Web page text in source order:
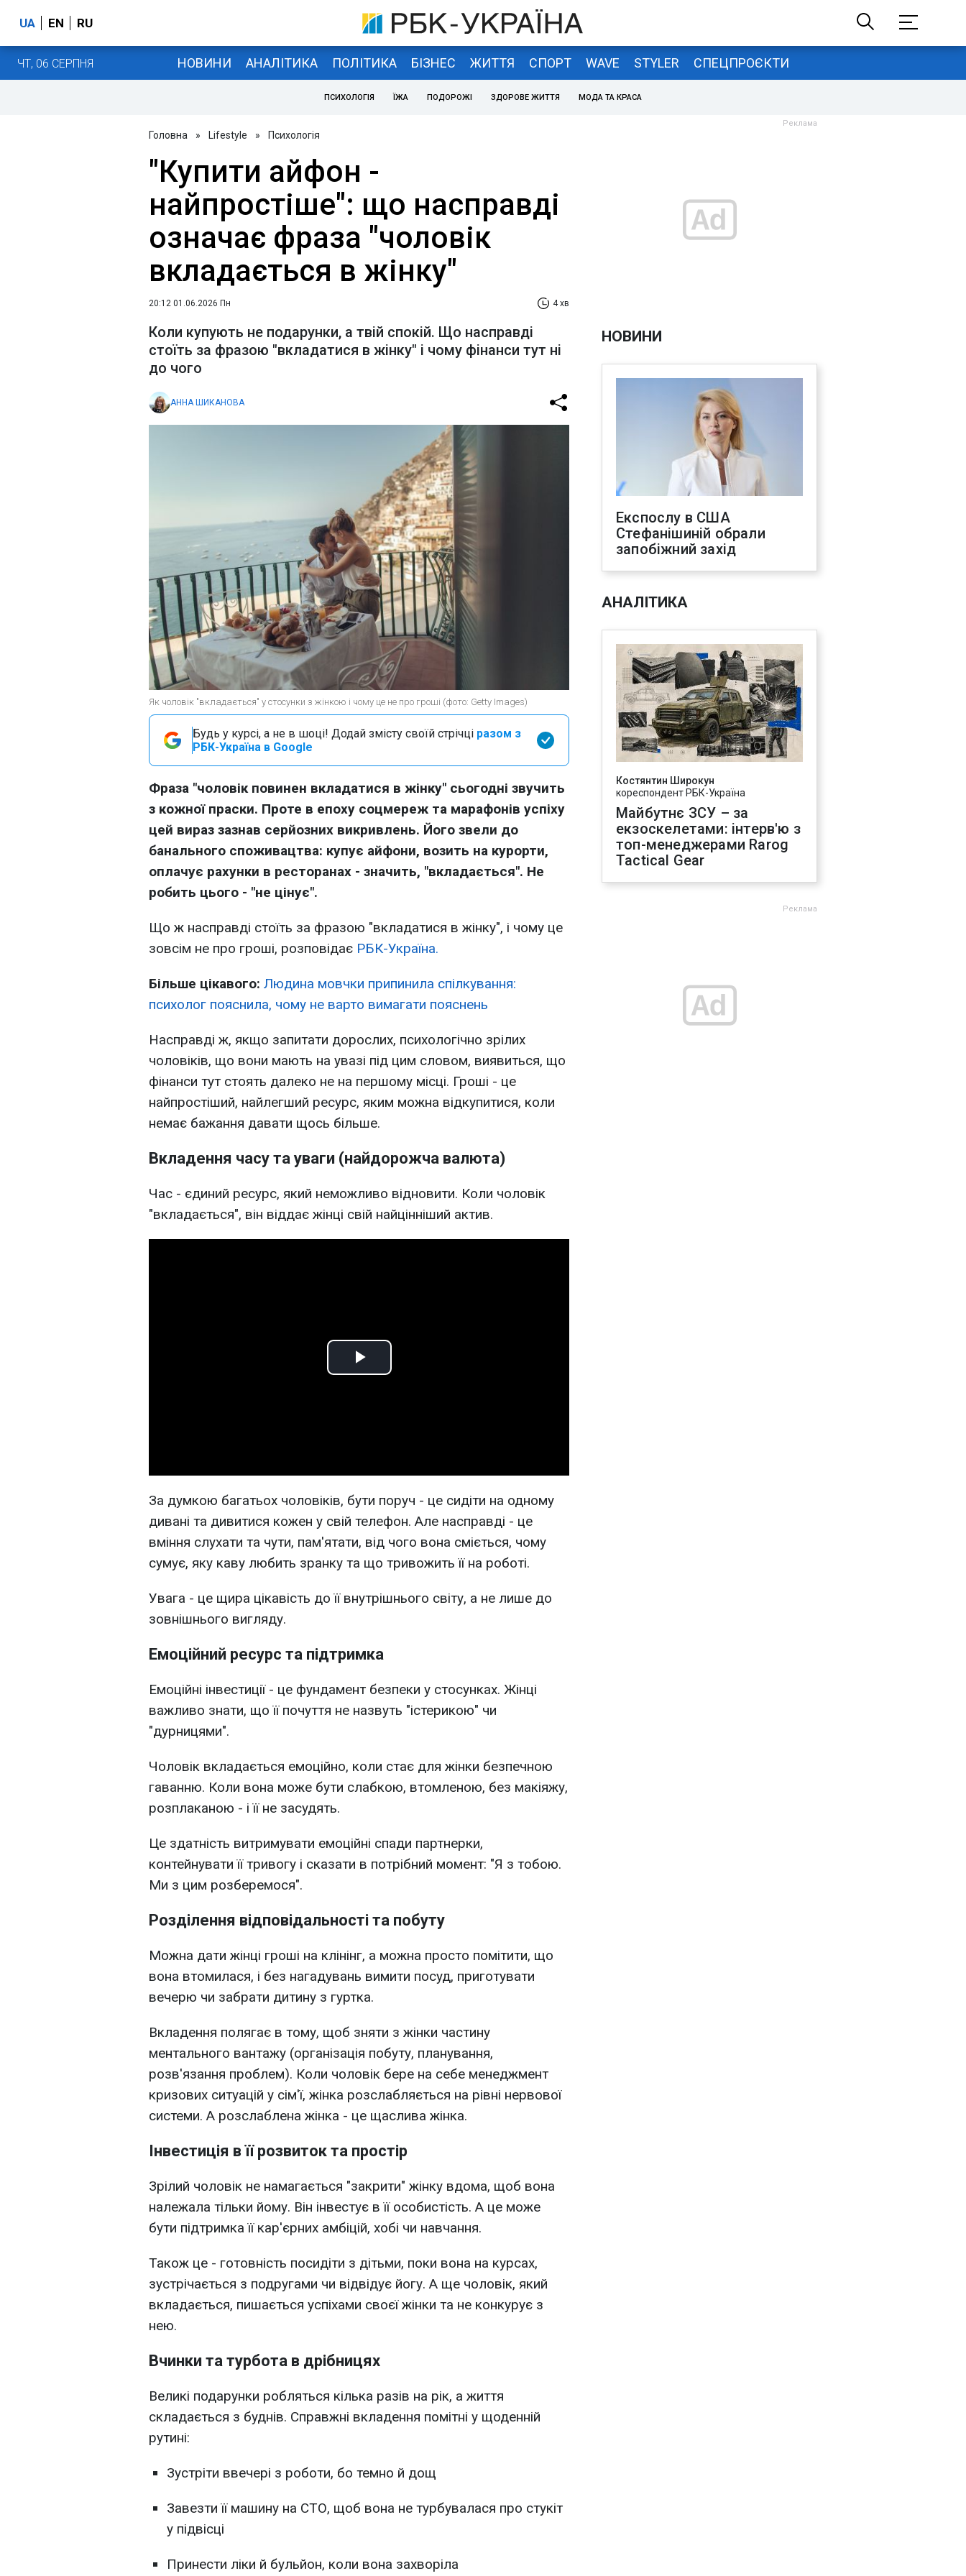
UA EN RU
ЧТ, 06 СЕРПНЯ НОВИНИ АНАЛІТИКА ПОЛІТИКА БІЗНЕС ЖИТТЯ СПОРТ WAVE STYLER СПЕЦПРОЄКТИ
ПСИХОЛОГІЯ ЇЖА ПОДОРОЖІ ЗДОРОВЕ ЖИТТЯ МОДА ТА КРАСА
Головна » Lifestyle » Психологія
"Купити айфон -
найпростіше": що насправді
означає фраза "чоловік
вкладається в жінку"
20:12 01.06.2026 Пн 4 хв
Коли купують не подарунки, а твій спокій. Що насправді
стоїть за фразою "вкладатися в жінку" і чому фінанси тут ні
до чого
АННА ШИКАНОВА
Як чоловік "вкладається" у стосунки з жінкою і чому це не про гроші (фото: Getty Images)
Будь у курсі, а не в шоці! Додай змісту своїй стрічці разом з
РБК-Україна в Google
Фраза "чоловік повинен вкладатися в жінку" сьогодні звучить
з кожної праски. Проте в епоху соцмереж та марафонів успіху
цей вираз зазнав серйозних викривлень. Його звели до
банального споживацтва: купує айфони, возить на курорти,
оплачує рахунки в ресторанах - значить, "вкладається". Не
робить цього - "не цінує".
Що ж насправді стоїть за фразою "вкладатися в жінку", і чому це
зовсім не про гроші, розповідає РБК-Україна.
Більше цікавого: Людина мовчки припинила спілкування:
психолог пояснила, чому не варто вимагати пояснень
Насправді ж, якщо запитати дорослих, психологічно зрілих
чоловіків, що вони мають на увазі під цим словом, виявиться, що
фінанси тут стоять далеко не на першому місці. Гроші - це
найпростіший, найлегший ресурс, яким можна відкупитися, коли
немає бажання давати щось більше.
Вкладення часу та уваги (найдорожча валюта)
Час - єдиний ресурс, який неможливо відновити. Коли чоловік
"вкладається", він віддає жінці свій найцінніший актив.
Play
За думкою багатьох чоловіків, бути поруч - це сидіти на одному
дивані та дивитися кожен у свій телефон. Але насправді - це
вміння слухати та чути, пам'ятати, від чого вона сміється, чому
сумує, яку каву любить зранку та що тривожить її на роботі.
Увага - це щира цікавість до її внутрішнього світу, а не лише до
зовнішнього вигляду.
Емоційний ресурс та підтримка
Емоційні інвестиції - це фундамент безпеки у стосунках. Жінці
важливо знати, що її почуття не назвуть "істерикою" чи
"дурницями".
Чоловік вкладається емоційно, коли стає для жінки безпечною
гаванню. Коли вона може бути слабкою, втомленою, без макіяжу,
розплаканою - і її не засудять.
Це здатність витримувати емоційні спади партнерки,
контейнувати її тривогу і сказати в потрібний момент: "Я з тобою.
Ми з цим розберемося".
Розділення відповідальності та побуту
Можна дати жінці гроші на клінінг, а можна просто помітити, що
вона втомилася, і без нагадувань вимити посуд, приготувати
вечерю чи забрати дитину з гуртка.
Вкладення полягає в тому, щоб зняти з жінки частину
ментального вантажу (організація побуту, планування,
розв'язання проблем). Коли чоловік бере на себе менеджмент
кризових ситуацій у сім'ї, жінка розслабляється на рівні нервової
системи. А розслаблена жінка - це щаслива жінка.
Інвестиція в її розвиток та простір
Зрілий чоловік не намагається "закрити" жінку вдома, щоб вона
належала тільки йому. Він інвестує в її особистість. А це може
бути підтримка її кар'єрних амбіцій, хобі чи навчання.
Також це - готовність посидіти з дітьми, поки вона на курсах,
зустрічається з подругами чи відвідує йогу. А ще чоловік, який
вкладається, пишається успіхами своєї жінки та не конкурує з
нею.
Вчинки та турбота в дрібницях
Великі подарунки робляться кілька разів на рік, а життя
складається з буднів. Справжні вкладення помітні у щоденній
рутині:
Зустріти ввечері з роботи, бо темно й дощ
Завезти її машину на СТО, щоб вона не турбувалася про стукіт
у підвісці
Принести ліки й бульйон, коли вона захворіла
НОВИНИ
Експослу в США
Стефанішиній обрали
запобіжний захід
АНАЛІТИКА
Костянтин Широкун
кореспондент РБК-Україна
Майбутнє ЗСУ – за
екзоскелетами: інтерв'ю з
топ-менеджерами Rarog
Tactical Gear